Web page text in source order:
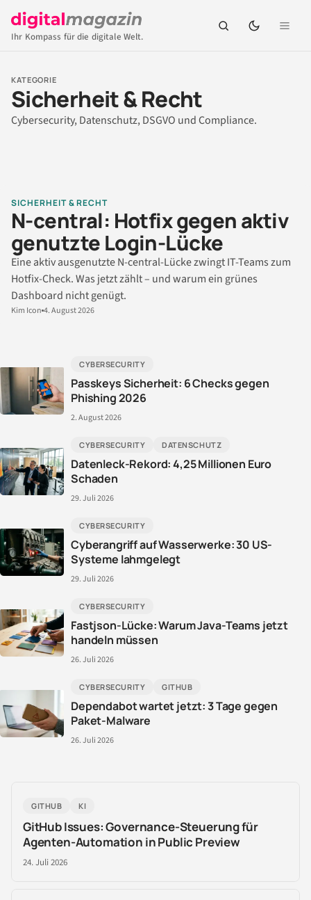
Ihr Kompass für die digitale Welt.
KATEGORIE
Sicherheit & Recht
Cybersecurity, Datenschutz, DSGVO und Compliance.
SICHERHEIT & RECHT
N-central: Hotfix gegen aktiv
genutzte Login-Lücke
Eine aktiv ausgenutzte N-central-Lücke zwingt IT-Teams zum
Hotfix-Check. Was jetzt zählt – und warum ein grünes
Dashboard nicht genügt.
Kim Icon 4. August 2026
CYBERSECURITY
Passkeys Sicherheit: 6 Checks gegen
Phishing 2026
2. August 2026
CYBERSECURITY DATENSCHUTZ
Datenleck-Rekord: 4,25 Millionen Euro
Schaden
29. Juli 2026
CYBERSECURITY
Cyberangriff auf Wasserwerke: 30 US-
Systeme lahmgelegt
29. Juli 2026
CYBERSECURITY
Fastjson-Lücke: Warum Java-Teams jetzt
handeln müssen
26. Juli 2026
CYBERSECURITY GITHUB
Dependabot wartet jetzt: 3 Tage gegen
Paket-Malware
26. Juli 2026
GITHUB KI
GitHub Issues: Governance-Steuerung für
Agenten-Automation in Public Preview
24. Juli 2026